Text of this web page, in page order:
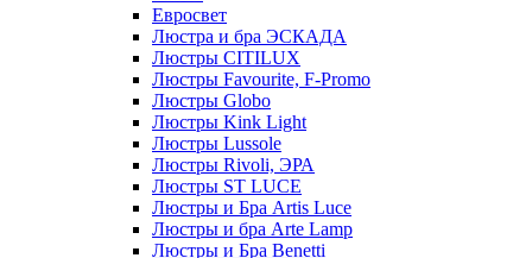
Евросвет
Люстра и бра ЭСКАДА
Люстры CITILUX
Люстры Favourite, F-Promo
Люстры Globo
Люстры Kink Light
Люстры Lussole
Люстры Rivoli, ЭРА
Люстры ST LUCE
Люстры и Бра Artis Luce
Люстры и бра Arte Lamp
Люстры и Бра Benetti